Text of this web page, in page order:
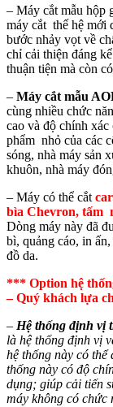
– Máy cắt mẫu hộp
máy cắt thế hệ mới
bước nhảy vọt về
chỉ cải thiện đáng
thuận tiện mà còn
– Máy cắt mẫu
cùng nhiều chức
cao và độ chính
phẩm nhỏ của các
sóng, nhà máy sản
khuôn, nhà máy
– Máy có thể cắt
bìa Chevron, tấm
Dòng máy này đã
bì, quảng cáo, in
đồ da.
*** Option hệ
– Quý khách lựa
– Hệ thống định vị
là hệ thống định vị
hệ thống này có
thống này có độ
dụng; giúp cải tiến
máy không có chức